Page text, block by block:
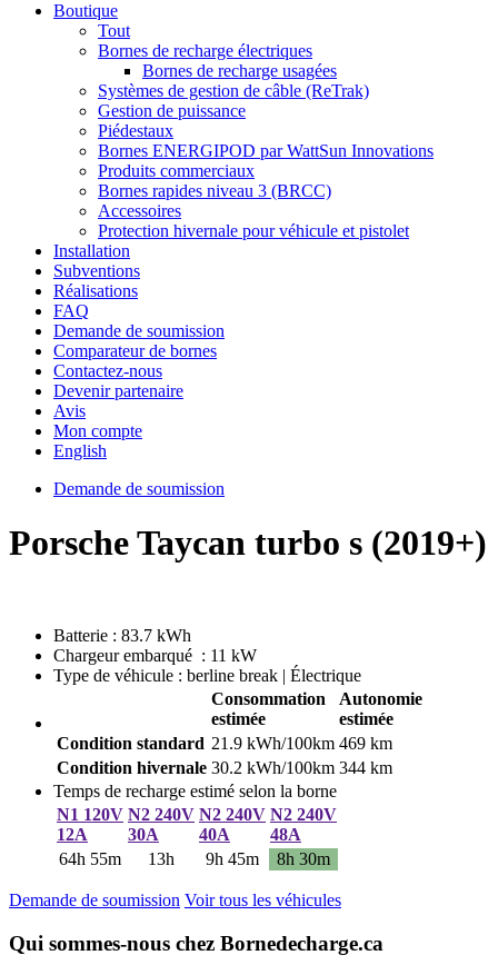
Boutique
Tout
Bornes de recharge électriques
Bornes de recharge usagées
Systèmes de gestion de câble (ReTrak)
Gestion de puissance
Piédestaux
Bornes ENERGIPOD par WattSun Innovations
Produits commerciaux
Bornes rapides niveau 3 (BRCC)
Accessoires
Protection hivernale pour véhicule et pistolet
Installation
Subventions
Réalisations
FAQ
Demande de soumission
Comparateur de bornes
Contactez-nous
Devenir partenaire
Avis
Mon compte
English
Demande de soumission
Porsche Taycan turbo s (2019+)
Batterie : 83.7 kWh
Chargeur embarqué : 11 kW
Type de véhicule : berline break | Électrique
Consommation
estimée
Autonomie
estimée
Condition standard 21.9 kWh/100km 469 km
Condition hivernale 30.2 kWh/100km 344 km
Temps de recharge estimé selon la borne
N1 120V
12A
N2 240V
30A
N2 240V
40A
N2 240V
48A
64h 55m
13h 9h 45m 8h 30m
Demande de soumission Voir tous les véhicules
Qui sommes-nous chez Bornedecharge.ca